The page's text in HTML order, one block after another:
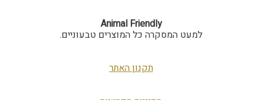
Animal Friendly
למעט המסקרה כל המוצרים טבעוניים.
תקנון האתר